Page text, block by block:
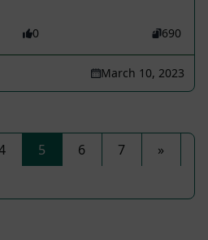
0 690
March 10, 2023
5 6 7
»